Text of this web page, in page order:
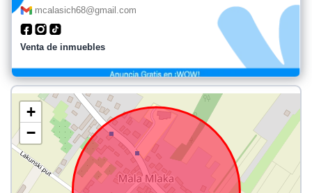
mcalasich68@gmail.com
Venta de inmuebles
+
−